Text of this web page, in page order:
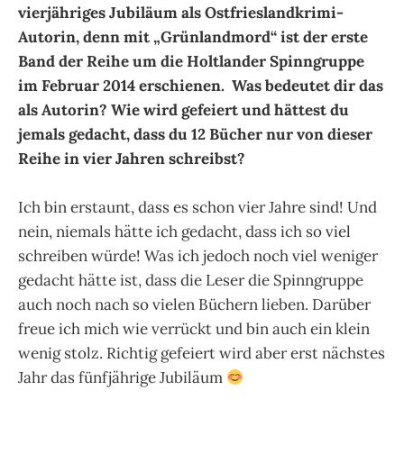
vierjähriges Jubiläum als Ostfrieslandkrimi-
Autorin, denn mit „Grünlandmord“ ist der erste
Band der Reihe um die Holtlander Spinngruppe
im Februar 2014 erschienen. Was bedeutet dir das
als Autorin? Wie wird gefeiert und hättest du
jemals gedacht, dass du 12 Bücher nur von dieser
Reihe in vier Jahren schreibst?
Ich bin erstaunt, dass es schon vier Jahre sind! Und
nein, niemals hätte ich gedacht, dass ich so viel
schreiben würde! Was ich jedoch noch viel weniger
gedacht hätte ist, dass die Leser die Spinngruppe
auch noch nach so vielen Büchern lieben. Darüber
freue ich mich wie verrückt und bin auch ein klein
wenig stolz. Richtig gefeiert wird aber erst nächstes
Jahr das fünfjährige Jubiläum